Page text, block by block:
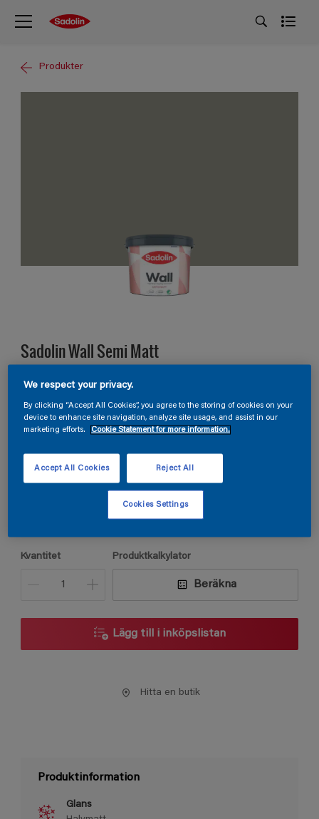
Produkter
Sadolin Wall Semi Matt
VÄGGFÄRG HALVMATT. För kök och groventré
H1.05.54
Förpackningsstorlek
2,5L
Kvantitet Produktkalkylator
Beräkna
Lägg till i inköpslistan
Hitta en butik
Produktinformation
Glans
We respect your privacy.
By clicking “Accept All Cookies”, you agree to the storing of cookies on your
device to enhance site navigation, analyze site usage, and assist in our
marketing efforts.
Cookie Statement for more information.
Reject All
Accept All Cookies
Cookies Settings